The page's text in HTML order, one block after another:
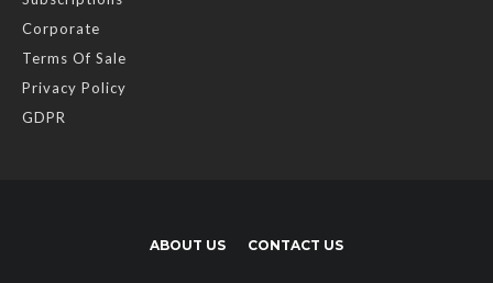
Corporate
Terms Of Sale
Privacy Policy
GDPR
ABOUT US CONTACT US